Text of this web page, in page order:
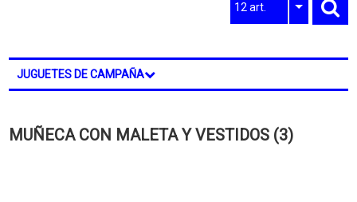
12 art.
JUGUETES DE CAMPAÑA
MUÑECA CON MALETA Y VESTIDOS (3)